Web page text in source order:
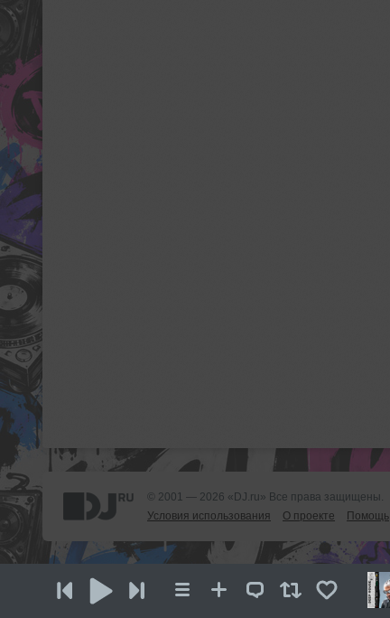
© 2001 — 2026 «DJ.ru» Все права защищены.
Условия использования
О проекте Помощь